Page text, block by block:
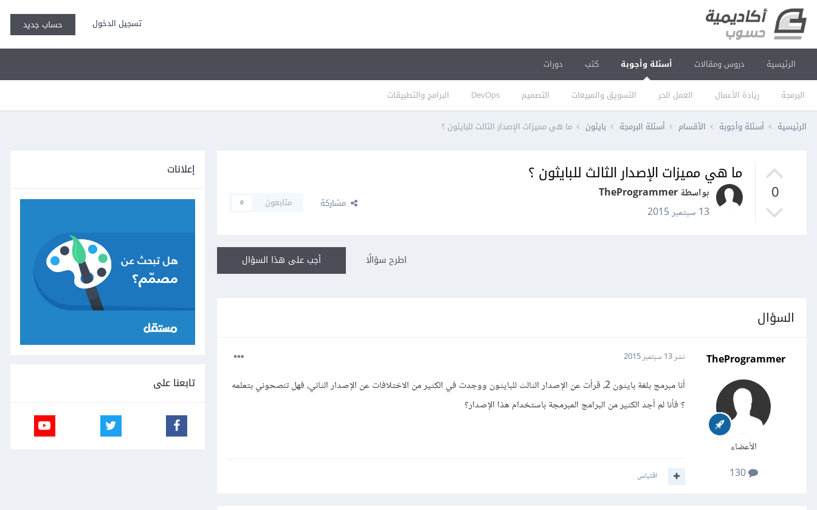
تسجيل الدخول حساب جديد
الرئيسية دروس ومقالات أسئلة وأجوبة
البرمجة ريادة الأعمال العمل الحر التسويق والمبيعات التصميم DevOps البرامج والتطبيقات
كتب دورات
الرئيسية أسئلة وأجوبة الأقسام أسئلة البرمجة بايثون ما هي مميزات الإصدار الثالث للبايثون ؟
0
ما هي مميزات الإصدار الثالث للبايثون ؟
بواسطة TheProgrammer
13 سبتمبر 2015
مشاركة متابعون 0
أجب على هذا السؤال اطرح سؤالًا
السؤال
TheProgrammer
الأعضاء
130
نشر13 سبتمبر 2015
أنا مبرمج بلغة بايثون 2، قرأت عن الإصدار الثالث للبايثون ووجدت في الكثير من الاختلافات عن الإصدار الثاني، فهل تنصحوني بتعلمه
؟ فأنا لم أجد الكثير من البرامج المبرمجة باستخدام هذا الإصدار؟
اقتباس
إعلانات
تابعنا على